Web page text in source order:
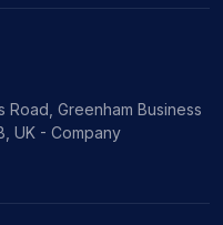
Road, Greenham Business
UK - Company